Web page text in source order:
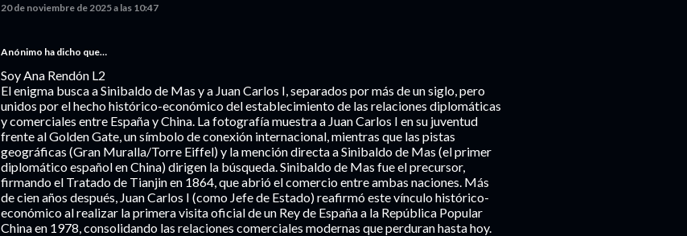
20 de noviembre de 2025 a las 10:47
Anónimo ha dicho que…
Soy Ana Rendón L2
El enigma busca a Sinibaldo de Mas y a Juan Carlos I, separados por más de un siglo, pero
unidos por el hecho histórico-económico del establecimiento de las relaciones diplomáticas
y comerciales entre España y China. La fotografía muestra a Juan Carlos I en su juventud
frente al Golden Gate, un símbolo de conexión internacional, mientras que las pistas
geográficas (Gran Muralla/Torre Eiffel) y la mención directa a Sinibaldo de Mas (el primer
diplomático español en China) dirigen la búsqueda. Sinibaldo de Mas fue el precursor,
firmando el Tratado de Tianjin en 1864, que abrió el comercio entre ambas naciones. Más
de cien años después, Juan Carlos I (como Jefe de Estado) reafirmó este vínculo histórico-
económico al realizar la primera visita oficial de un Rey de España a la República Popular
China en 1978, consolidando las relaciones comerciales modernas que perduran hasta hoy.